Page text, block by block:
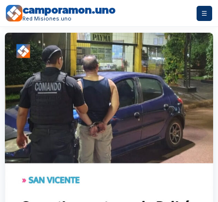
camporamon.uno
Red Misiones.uno
☰